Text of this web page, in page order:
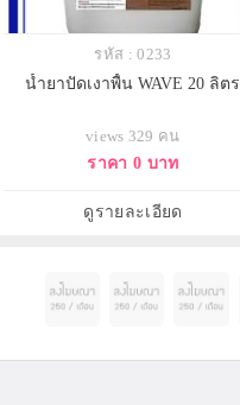
รหัส : 0233
น้ำยาปัดเงาพื้น WAVE 20 ลิตร
views 329 คน
ราคา 0 บาท
ดูรายละเอียด